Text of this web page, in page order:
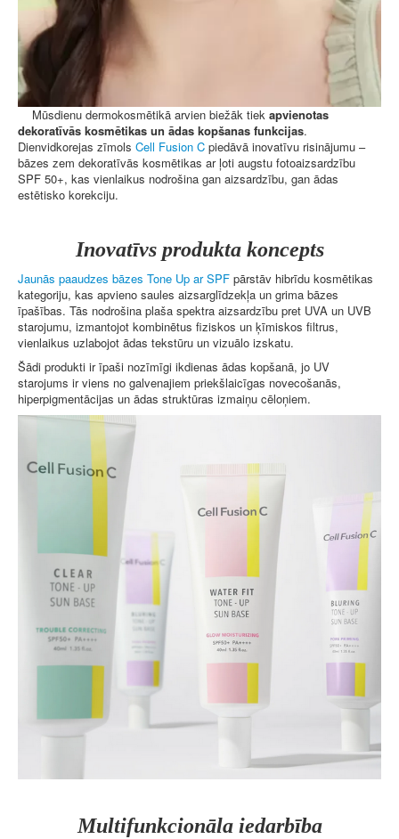
Mūsdienu dermokosmētikā arvien biežāk tiek apvienotas
dekoratīvās kosmētikas un ādas kopšanas funkcijas.
Dienvidkorejas zīmols Cell Fusion C piedāvā inovatīvu risinājumu –
bāzes zem dekoratīvās kosmētikas ar ļoti augstu fotoaizsardzību
SPF 50+, kas vienlaikus nodrošina gan aizsardzību, gan ādas
estētisko korekciju.
Inovatīvs produkta koncepts
Jaunās paaudzes bāzes Tone Up ar SPF pārstāv hibrīdu kosmētikas
kategoriju, kas apvieno saules aizsarglīdzekļa un grima bāzes
īpašības. Tās nodrošina plaša spektra aizsardzību pret UVA un UVB
starojumu, izmantojot kombinētus fiziskos un ķīmiskos filtrus,
vienlaikus uzlabojot ādas tekstūru un vizuālo izskatu.
Šādi produkti ir īpaši nozīmīgi ikdienas ādas kopšanā, jo UV
starojums ir viens no galvenajiem priekšlaicīgas novecošanās,
hiperpigmentācijas un ādas struktūras izmaiņu cēloņiem.
Multifunkcionāla iedarbība